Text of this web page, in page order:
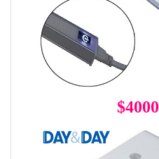
$4000